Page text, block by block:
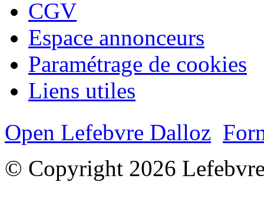
CGV
Espace annonceurs
Paramétrage de cookies
Liens utiles
Open Lefebvre Dalloz
© Copyright 2026